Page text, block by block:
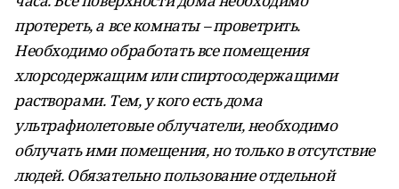
протереть, а все комнаты – проветрить.
Необходимо обработать все помещения
хлорсодержащим или спиртосодержащими
растворами. Тем, у кого есть дома
ультрафиолетовые облучатели, необходимо
облучать ими помещения, но только в отсутствие
людей. Обязательно пользование отдельной